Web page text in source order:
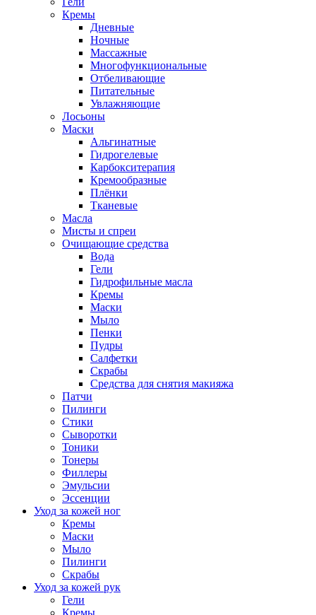
Кремы
Дневные
Ночные
Массажные
Многофункциональные
Отбеливающие
Питательные
Увлажняющие
Лосьоны
Маски
Альгинатные
Гидрогелевые
Карбокситерапия
Кремообразные
Плёнки
Тканевые
Масла
Мисты и спреи
Очищающие средства
Вода
Гели
Гидрофильные масла
Кремы
Маски
Мыло
Пенки
Пудры
Салфетки
Скрабы
Средства для снятия макияжа
Патчи
Пилинги
Стики
Сыворотки
Тоники
Тонеры
Филлеры
Эмульсии
Эссенции
Уход за кожей ног
Кремы
Маски
Мыло
Пилинги
Скрабы
Уход за кожей рук
Гели